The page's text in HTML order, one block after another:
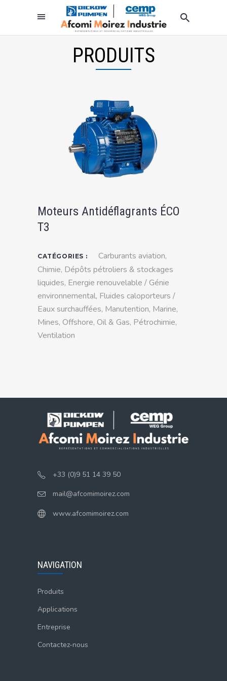
PRODUITS
Moteurs Antidéflagrants ÉCO
T3
CATÉGORIES : Carburants aviation,
Chimie, Dépôts pétroliers & stockages
liquides, Energie renouvelable / Génie
environnemental, Fluides caloporteurs /
Eaux surchauffées, Manutention, Marine,
Mines, Offshore, Oil & Gas, Pétrochimie,
Ventilation
+33 (0)9 51 14 39 50
mail@afcomimoirez.com
www.afcomimoirez.com
NAVIGATION
Produits
Applications
Entreprise
Contactez-nous